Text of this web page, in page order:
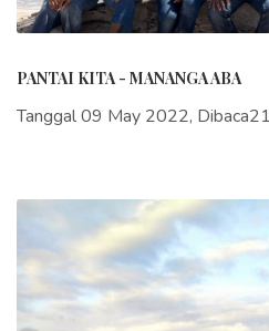
PANTAI KITA - MANANGA ABA
Tanggal 09 May 2022,